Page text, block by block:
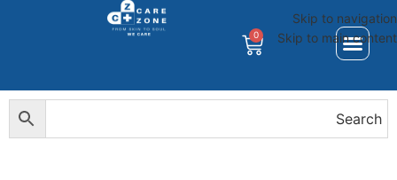
Skip to navigation
Skip to main content
0